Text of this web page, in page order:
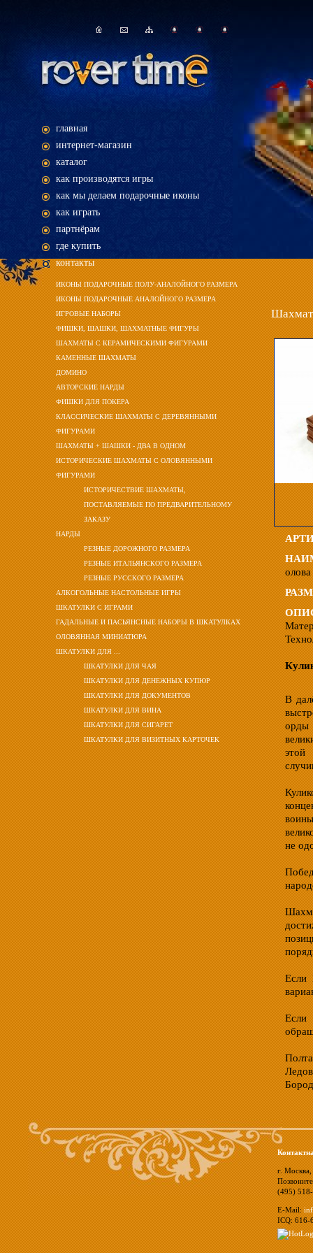
главная
интернет-магазин
каталог
как производятся игры
как мы делаем подарочные иконы
как играть
партнёрам
где купить
контакты
ИКОНЫ ПОДАРОЧНЫЕ ПОЛУ-АНАЛОЙНОГО РАЗМЕРА
ИКОНЫ ПОДАРОЧНЫЕ АНАЛОЙНОГО РАЗМЕРА
ИГРОВЫЕ НАБОРЫ
ФИШКИ, ШАШКИ, ШАХМАТНЫЕ ФИГУРЫ
ШАХМАТЫ С КЕРАМИЧЕСКИМИ ФИГУРАМИ
КАМЕННЫЕ ШАХМАТЫ
ДОМИНО
АВТОРСКИЕ НАРДЫ
ФИШКИ ДЛЯ ПОКЕРА
КЛАССИЧЕСКИЕ ШАХМАТЫ С ДЕРЕВЯННЫМИ
ФИГУРАМИ
ШАХМАТЫ + ШАШКИ - ДВА В ОДНОМ
ИСТОРИЧЕСКИЕ ШАХМАТЫ С ОЛОВЯННЫМИ
ФИГУРАМИ
ИСТОРИЧЕСТВИЕ ШАХМАТЫ,
ПОСТАВЛЯЕМЫЕ ПО ПРЕДВАРИТЕЛЬНОМУ
ЗАКАЗУ
НАРДЫ
РЕЗНЫЕ ДОРОЖНОГО РАЗМЕРА
РЕЗНЫЕ ИТАЛЬЯНСКОГО РАЗМЕРА
РЕЗНЫЕ РУССКОГО РАЗМЕРА
АЛКОГОЛЬНЫЕ НАСТОЛЬНЫЕ ИГРЫ
ШКАТУЛКИ С ИГРАМИ
ГАДАЛЬНЫЕ И ПАСЬЯНСНЫЕ НАБОРЫ В ШКАТУЛКАХ
ОЛОВЯННАЯ МИНИАТЮРА
ШКАТУЛКИ ДЛЯ ...
ШКАТУЛКИ ДЛЯ ЧАЯ
ШКАТУЛКИ ДЛЯ ДЕНЕЖНЫХ КУПЮР
ШКАТУЛКИ ДЛЯ ДОКУМЕНТОВ
ШКАТУЛКИ ДЛЯ ВИНА
ШКАТУЛКИ ДЛЯ СИГАРЕТ
ШКАТУЛКИ ДЛЯ ВИЗИТНЫХ КАРТОЧЕК
олова
В
орды
этой
не
Если
Если
г.
(495)
E-Mail:
ICQ: 616-